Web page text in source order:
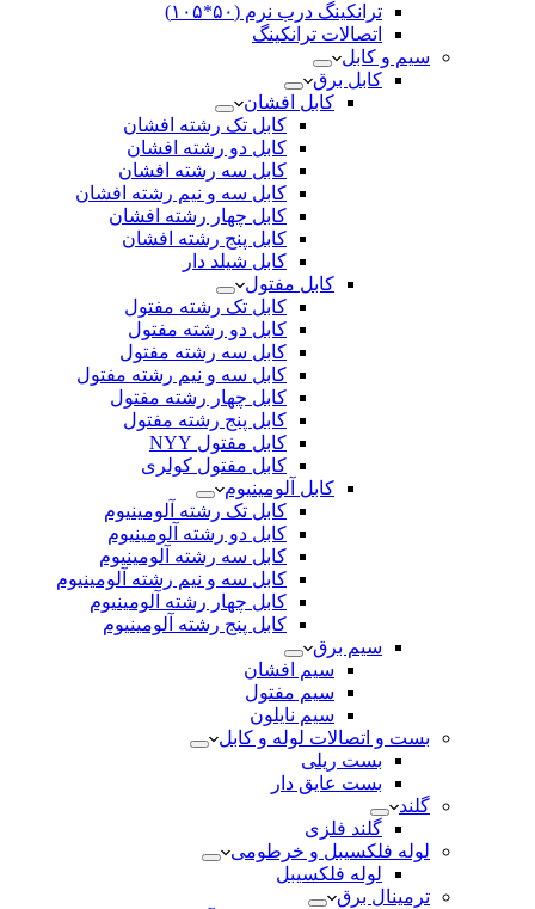
ترانکینگ درب نرم (۵۰*۱۰۵)
اتصالات ترانکینگ
سیم و کابل
کابل برق
کابل افشان
کابل تک رشته افشان
کابل دو رشته افشان
کابل سه رشته افشان
کابل سه و نیم رشته افشان
کابل چهار رشته افشان
کابل پنج رشته افشان
کابل شیلد دار
کابل مفتول
کابل تک رشته مفتول
کابل دو رشته مفتول
کابل سه رشته مفتول
کابل سه و نیم رشته مفتول
کابل چهار رشته مفتول
کابل پنج رشته مفتول
کابل مفتول NYY
کابل مفتول کولری
کابل آلومینیوم
کابل تک رشته آلومینیوم
کابل دو رشته آلومینیوم
کابل سه رشته آلومینیوم
کابل سه و نیم رشته آلومینیوم
کابل چهار رشته آلومینیوم
کابل پنج رشته آلومینیوم
سیم برق
سیم افشان
سیم مفتول
سیم نایلون
بست و اتصالات لوله و کابل
بست ریلی
بست عایق دار
گلند
گلند فلزی
لوله فلکسیبل و خرطومی
لوله فلکسیبل
ترمینال برق